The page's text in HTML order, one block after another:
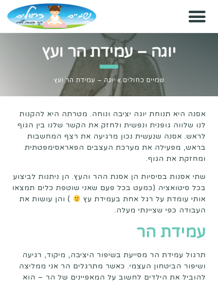
יוגה – עמידת הר ועץ
שמיים כחולים»יוגה – עמידת הר ועץ
אסנה היא תנוחת יוגה יציבה ונוחה. מטרתה היא להקנות
לנו שלווה גופנית ונפשית ולחזק את הקשר שלנו בין הגוף
לראש. אסנה שנעשית נכון מרגיעה את רצף המחשבות
בראש, מפעילה את מערכת העצבים הפאראסימפטתית
ומחזקת את הגוף.
שתי אסנות בסיסיות הן אסנת ההר והעץ. הן ניתנות לביצוע
בכל סיטואציה (כמעט בכל פעם שאני שוטפת כלים תמצאו
אותי עומדת על רגל אחת בעמידת עץ
) והן עושות את
העבודה כפי שציינתי מעלה.
עמידת הר
תרגול עמידת הר מסייעת בשיפור היציבה, מיקוד, רגיעה
ושיפור הביטחון העצמי. כאשר מתרגלים הר אני ממליצה
להוביל את הילדים לחשוב על המאפיינים של הר – הוא